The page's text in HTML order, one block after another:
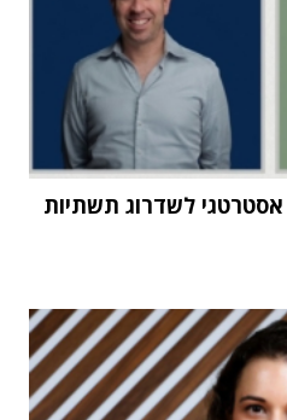
וואן הובילה פרויקט SAP אסטרטגי לשדרוג תשתיות